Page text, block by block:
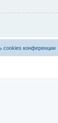
cookies конференции